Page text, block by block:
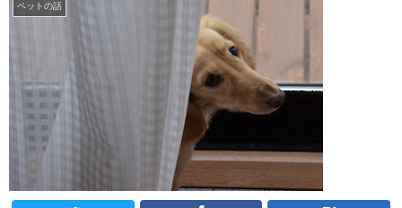
ペットの話